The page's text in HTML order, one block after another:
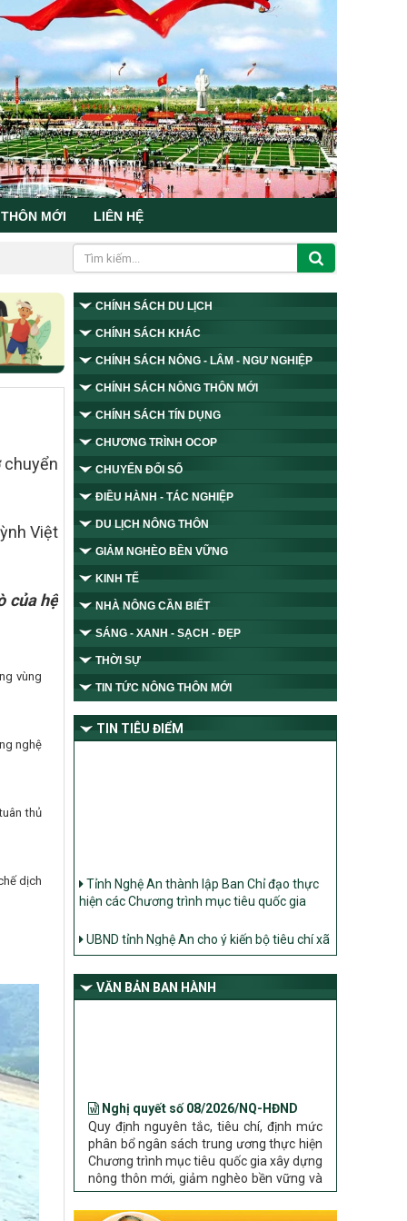
MỚI LIÊN HỆ
chuyển
Việt
của hệ
vùng
nghệ
thủ
dịch
CHÍNH SÁCH DU LỊCH
CHÍNH SÁCH KHÁC
CHÍNH SÁCH NÔNG - LÂM - NGƯ NGHIỆP
CHÍNH SÁCH NÔNG THÔN MỚI
CHÍNH SÁCH TÍN DỤNG
CHƯƠNG TRÌNH OCOP
CHUYỂN ĐỔI SỐ
ĐIỀU HÀNH - TÁC NGHIỆP
DU LỊCH NÔNG THÔN
GIẢM NGHÈO BỀN VỮNG
KINH TẾ
NHÀ NÔNG CẦN BIẾT
SÁNG - XANH - SẠCH - ĐẸP
THỜI SỰ
TIN TỨC NÔNG THÔN MỚI
TIN TIÊU ĐIỂM
hiện các Chương trình mục tiêu quốc gia
Nông thôn mới
Ban Thường vụ Tỉnh ủy Nghệ An ban hành
Chỉ thị về đẩy mạnh thực hiện Chương trình
mục tiêu quốc gia xây dựng nông thôn mới,
tỉnh về tình hình thực hiện các Chương trình
mục tiêu quốc gia trên địa bàn
VĂN BẢN BAN HÀNH
phân bổ ngân sách trung ương thực hiện
Chương trình mục tiêu quốc gia xây dựng
nông thôn mới, giảm nghèo bền vững và
phát triển kinh tế – xã hội vùng đồng bào
dân tộc thiểu số và miền núi giai đoạn